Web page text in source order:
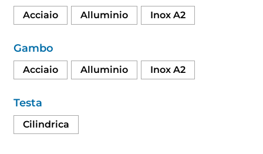
Acciaio Alluminio Inox A2
Gambo
Acciaio Alluminio Inox A2
Testa
Cilindrica